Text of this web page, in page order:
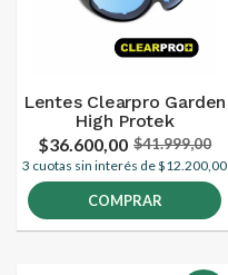
Lentes Clearpro Garden
High Protek
$36.600,00 $41.999,00
3 cuotas sin interés de $12.200,00
COMPRAR